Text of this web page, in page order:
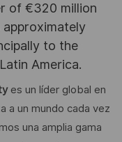
of €320 million
to the
America.
es un líder global en
a un mundo cada vez
una amplia gama